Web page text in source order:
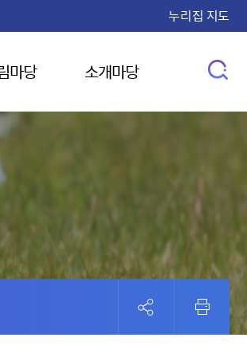
누리집 지도
마당 소개마당